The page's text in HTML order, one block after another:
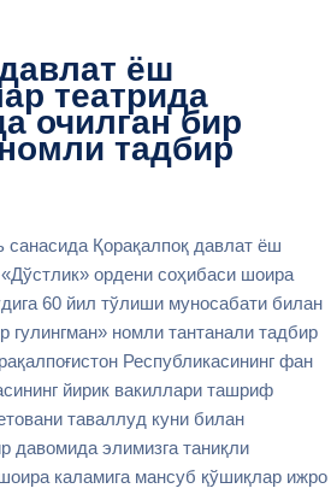
ёш
театрида
очилган бир
тадбир
санасида Қорақалпоқ давлат ёш
ордени соҳибаси шоира
60 йил тўлиши муносабати билан
гулингман» номли тантанали тадбир
Республикасининг фан
йирик вакиллари ташриф
таваллуд куни билан
давомида элимизга таниқли
каламига мансуб қўшиқлар ижро